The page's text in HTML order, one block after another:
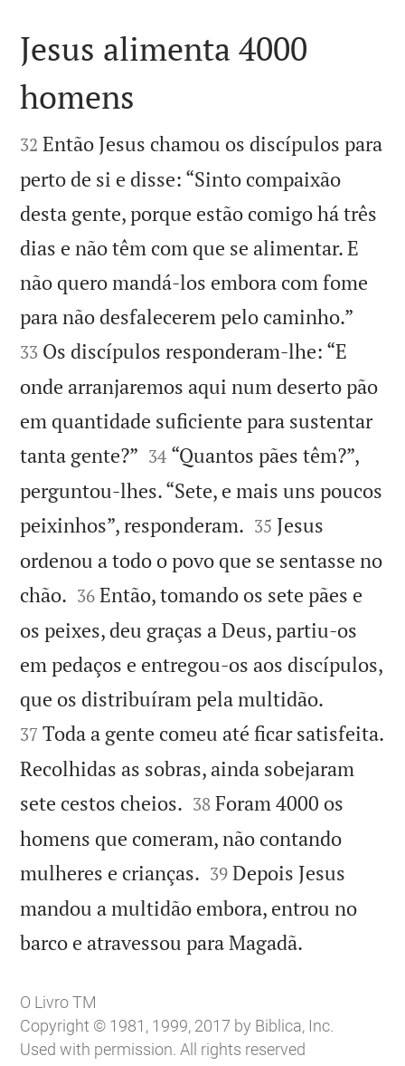

Jesus alimenta 4000
homens

32 Então Jesus chamou os discípulos para
perto de si e disse: “Sinto compaixão
desta gente, porque estão comigo há três
dias e não têm com que se alimentar. E
não quero mandá-los embora com fome
para não desfalecerem pelo caminho.”
33 Os discípulos responderam-lhe: “E
onde arranjaremos aqui num deserto pão
em quantidade suficiente para sustentar
tanta gente?” 

34 “Quantos pães têm?”,
perguntou-lhes. “Sete, e mais uns poucos
peixinhos”, responderam. 

35 Jesus
ordenou a todo o povo que se sentasse no
chão. 

36 Então, tomando os sete pães e
os peixes, deu graças a Deus, partiu-os
em pedaços e entregou-os aos discípulos,
que os distribuíram pela multidão.
37 Toda a gente comeu até ficar satisfeita.
Recolhidas as sobras, ainda sobejaram
sete cestos cheios. 

38 Foram 4000 os
homens que comeram, não contando
mulheres e crianças. 

39 Depois Jesus
mandou a multidão embora, entrou no
barco e atravessou para Magadã.
O Livro TM
Copyright © 1981, 1999, 2017 by Biblica, Inc.
Used with permission. All rights reserved